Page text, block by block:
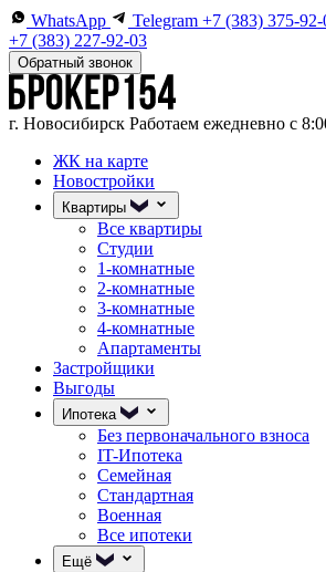
WhatsApp Telegram +7 (383) 375-92-
+7 (383) 227-92-03
Обратный звонок
г. Новосибирск Работаем ежедневно с
ЖК на карте
Новостройки
Квартиры
Все квартиры
Студии
1-комнатные
2-комнатные
3-комнатные
4-комнатные
Апартаменты
Застройщики
Выгоды
Ипотека
Без первоначального взноса
IT-Ипотека
Семейная
Стандартная
Военная
Все ипотеки
Ещё